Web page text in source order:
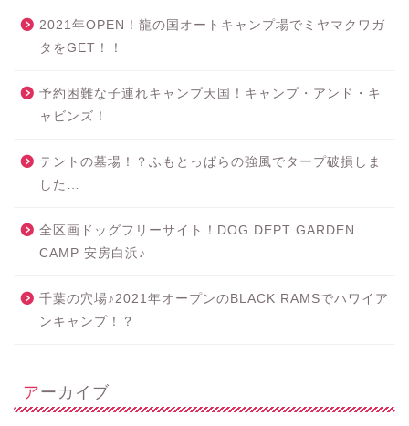
2021年OPEN！龍の国オートキャンプ場でミヤマクワガ
タをGET！！
予約困難な子連れキャンプ天国！キャンプ・アンド・キ
ャビンズ！
テントの墓場！？ふもとっぱらの強風でタープ破損しま
した…
全区画ドッグフリーサイト！DOG DEPT GARDEN
CAMP 安房白浜♪
千葉の穴場♪2021年オープンのBLACK RAMSでハワイア
ンキャンプ！？
アーカイブ